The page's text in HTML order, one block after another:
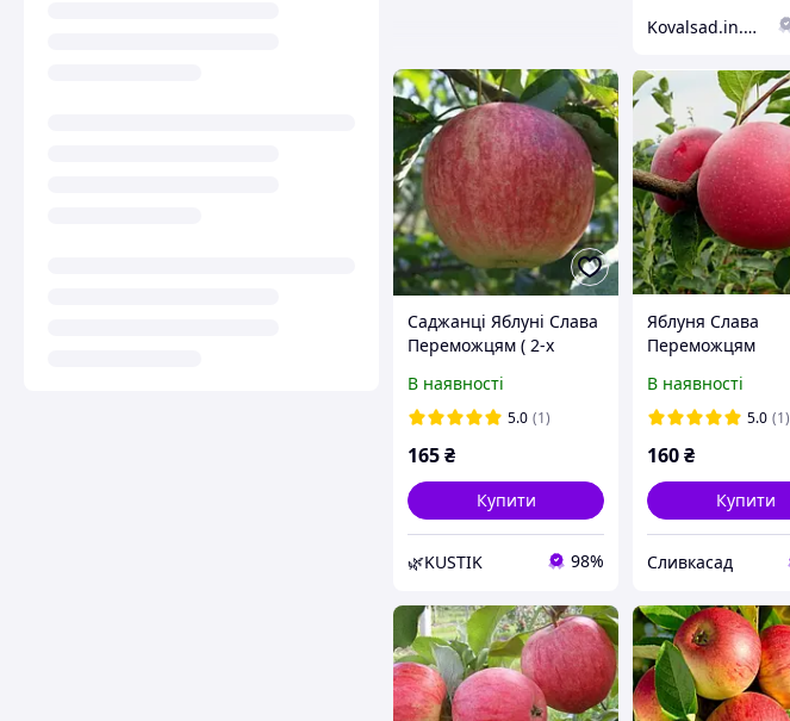
Kovalsad.in.ua - саджанці плодових дерев, кущів та троянд Коваля О.В.
Саджанці Яблуні Слава
Переможцям ( 2-х
урожайна, зимостійка
В наявності
5.0 (1)
165₴
Купити
🌿KUSTIK 98%
Яблуня Слава
Переможцям
В наявності
5.0 (1)
160₴
Купити
Сливкасад